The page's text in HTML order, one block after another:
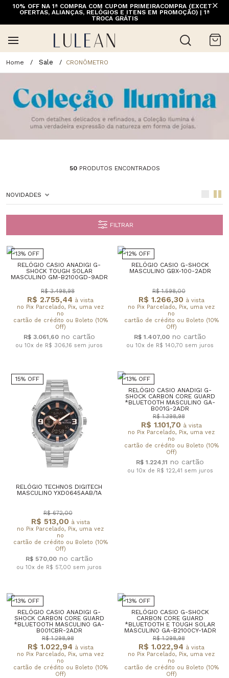
10% OFF NA 1ª COMPRA COM CUPOM PRIMEIRACOMPRA (EXCETO
OFERTAS, ALIANÇAS, RELÓGIOS E ITENS EM PROMOÇÃO) | 1ª
TROCA GRÁTIS
Sale CRONÔMETRO
50PRODUTOS ENCONTRADOS
NOVIDADES
FILTRAR
13% OFF
RELÓGIO CASIO ANADIGI G-
SHOCK TOUGH SOLAR
MASCULINO GM-B2100GD-9ADR
R$ 2.755,44 à vista
no Pix Parcelado, Pix, uma vez
no
cartão de crédito ou Boleto (10%
Off)
R$ 3.498,98
R$ 3.061,60
ou 10x de R$ 306,16 sem juros
12% OFF
RELÓGIO CASIO G-SHOCK
MASCULINO GBX-100-2ADR
R$ 1.266,30 à vista
no Pix Parcelado, Pix, uma vez
no
cartão de crédito ou Boleto (10%
Off)
R$ 1.598,00
R$ 1.407,00
ou 10x de R$ 140,70 sem juros
15% OFF
RELÓGIO TECHNOS DIGITECH
MASCULINO YXD0645AAB/1A
R$ 513,00 à vista
no Pix Parcelado, Pix, uma vez
no
cartão de crédito ou Boleto (10%
Off)
R$ 672,00
R$ 570,00
ou 10x de R$ 57,00 sem juros
13% OFF
RELÓGIO CASIO ANADIGI G-
SHOCK CARBON CORE GUARD
*BLUETOOTH MASCULINO GA-
B001G-2ADR
R$ 1.101,70 à vista
no Pix Parcelado, Pix, uma vez
no
cartão de crédito ou Boleto (10%
Off)
R$ 1.398,98
R$ 1.224,11
ou 10x de R$ 122,41 sem juros
13% OFF
RELÓGIO CASIO ANADIGI G-
SHOCK CARBON CORE GUARD
*BLUETOOTH MASCULINO GA-
B001CBR-2ADR
R$ 1.022,94 à vista
no Pix Parcelado, Pix, uma vez
no
cartão de crédito ou Boleto (10%
Off)
R$ 1.298,98
13% OFF
RELÓGIO CASIO G-SHOCK
CARBON CORE GUARD
*BLUETOOTH E TOUGH SOLAR
MASCULINO GA-B2100CY-1ADR
R$ 1.022,94 à vista
no Pix Parcelado, Pix, uma vez
no
cartão de crédito ou Boleto (10%
Off)
R$ 1.298,98